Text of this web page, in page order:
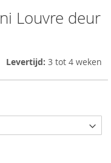
Louvre deur
Levertijd: 3 tot 4 weken